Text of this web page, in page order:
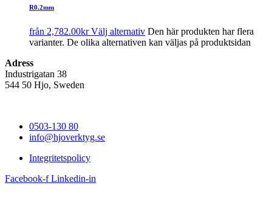
R0.2mm
från 2,782.00kr Välj alternativ Den här produkten har flera
varianter. De olika alternativen kan väljas på produktsidan
Adress
Industrigatan 38
544 50 Hjo, Sweden
0503-130 80
info@hjoverktyg.se
Integritetspolicy
Facebook-f Linkedin-in